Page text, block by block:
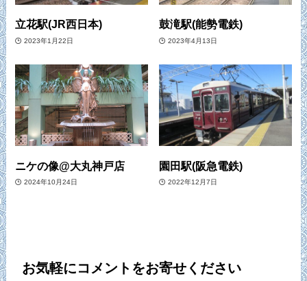
立花駅(JR西日本)
2023年1月22日
鼓滝駅(能勢電鉄)
2023年4月13日
ニケの像@大丸神戸店
2024年10月24日
園田駅(阪急電鉄)
2022年12月7日
お気軽にコメントをお寄せください